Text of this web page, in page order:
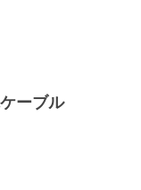
ーブル